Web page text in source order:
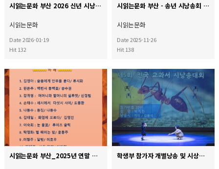
시읽는문화 부산 2026 신년 시낭송회 프로그램
시읽는문화
Date 2026-01-19
Hit 132
시읽는문화 부산 - 송년 시낭송회
시읽는문화
Date 2025-11-26
Hit 138
시읽는문화 부산_2025년 연말 시낭송회 프로그램 학생부 참가자 개별낭송 및 시상모습 7